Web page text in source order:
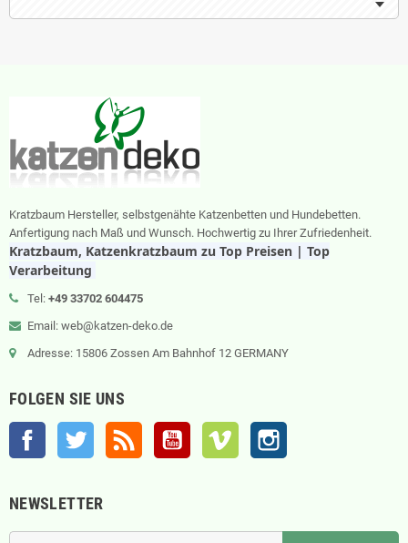
Kratzbaum Hersteller, selbstgenähte Katzenbetten und Hundebetten.
Anfertigung nach Maß und Wunsch. Hochwertig zu Ihrer Zufriedenheit.
Kratzbaum, Katzenkratzbaum zu Top Preisen | Top
Verarbeitung
Tel: +49 33702 604475
Email: web@katzen-deko.de
Adresse: 15806 Zossen Am Bahnhof 12 GERMANY
FOLGEN SIE UNS
Facebook Twitter RSS YouTube Vimeo
NEWSLETTER